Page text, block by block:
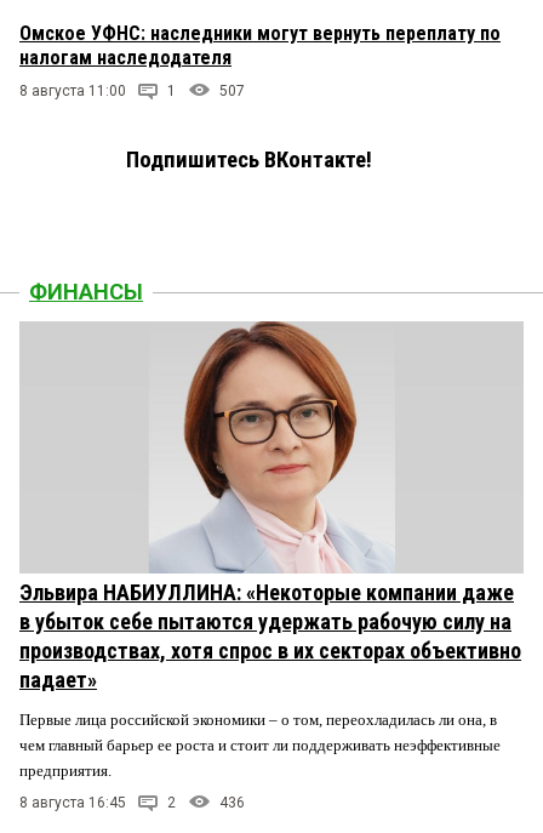
Омское УФНС: наследники могут вернуть переплату по
налогам наследодателя
8 августа 11:00 1 507
Подпишитесь ВКонтакте!
ФИНАНСЫ
Эльвира НАБИУЛЛИНА: «Некоторые компании даже
в убыток себе пытаются удержать рабочую силу на
производствах, хотя спрос в их секторах объективно
падает»
Первые лица российской экономики – о том, переохладилась ли она, в
чем главный барьер ее роста и стоит ли поддерживать неэффективные
предприятия.
8 августа 16:45 2 436